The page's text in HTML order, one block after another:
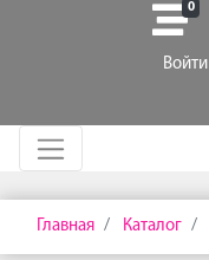
0
Войти
Главная Каталог